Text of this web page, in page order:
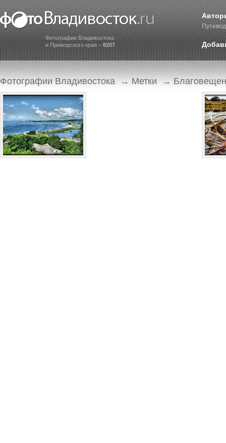
Фотографии Владивостока
и Приморского края – 8207
Фотографии Владивостока → Метки →